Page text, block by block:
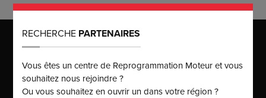
RECHERCHE PARTENAIRES
Vous êtes un centre de Reprogrammation Moteur et vous
souhaitez nous rejoindre ?
Ou vous souhaitez en ouvrir un dans votre région ?
MAISON MÈRE
125 rue du Chat Botté
ZAC des Malettes
01700BEYNOST